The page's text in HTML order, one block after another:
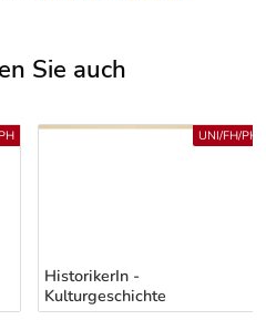
Sie auch
HistorikerIn -
Kulturgeschichte
UNI/FH/PH